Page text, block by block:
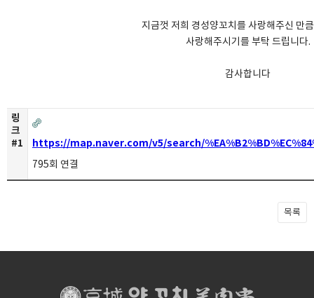
지금껏 저희 경성양꼬치를 사랑해주신 만
사랑해주시기를 부탁 드립니다.
감사합니다
링
크
#1
https://map.naver.com/v5/search/
795회 연결
목록